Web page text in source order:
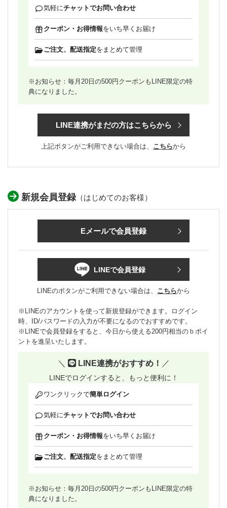
気軽にチャットでお問い合わせ
クーポン・お得情報をいち早くお届け
ご注文、配送指定をまとめて管理
※お知らせ：毎月20日の500円クーポンもLINE限定の特
典になりました。
LINE連携がまだの方はこちらから
上記ボタンがご利用できない場合は、 こちらから
新規会員登録（はじめてのお客様）
Eメールで会員登録
LINEで会員登録
LINEのボタンがご利用できない場合は、 こちらから
※LINEのアカウントを使って新規登録ができます。ログイン
時、ID/パスワードの入力が不要になるのでおすすめです。
※LINEで会員登録をすると、今日から使える200円相当のｂポイ
ントを進呈いたします。
＼ LINE連携がおすすめ！ ／
LINEでログインすると、もっと便利に！
ワンクリックで簡単ログイン
気軽にチャットでお問い合わせ
クーポン・お得情報をいち早くお届け
ご注文、配送指定をまとめて管理
※お知らせ：毎月20日の500円クーポンもLINE限定の特
典になりました。